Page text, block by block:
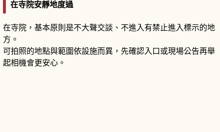
在寺院安靜地度過
在寺院，基本原則是不大聲交談、不進入有禁止進入標示的地
方。
可拍照的地點與範圍依設施而異，先確認入口或現場公告再舉
起相機會更安心。